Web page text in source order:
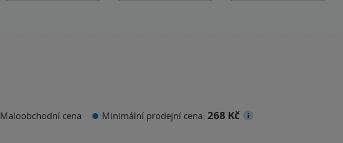
Maloobchodní cena Minimální prodejní cena: 268 Kč